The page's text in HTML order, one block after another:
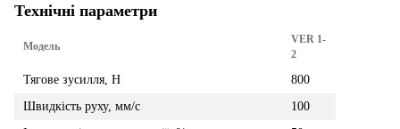
Технічні параметри
Модель
VER 1-
2
Тягове зусилля, Н
800
Швидкість руху, мм/с
100